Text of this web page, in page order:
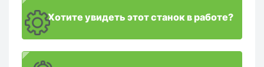
Хотите увидеть этот станок в работе?